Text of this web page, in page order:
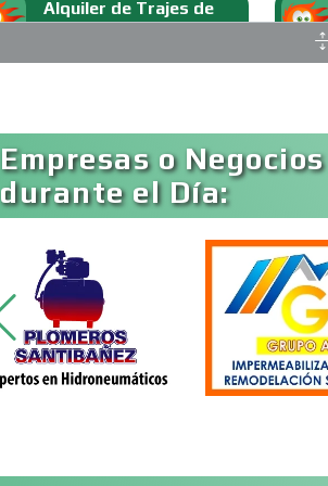
Alquiler de Trajes de
Animadores de Eventos
Artes Gráficas
Artículos de Piel
Empresas o
durante el Día: